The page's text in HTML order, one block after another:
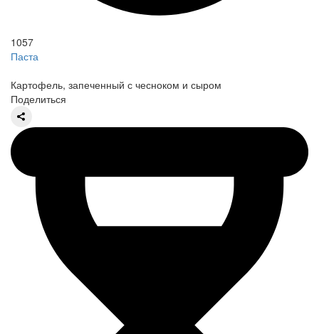
1057
Паста
Картофель, запеченный с чесноком и сыром
Поделиться